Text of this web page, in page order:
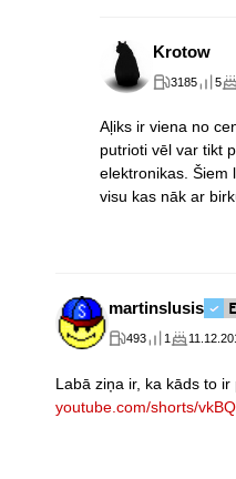
Krotow
3185 5
Aļiks ir viena no
putrioti vēl var tikt
elektronikas. Šiem
visu kas nāk ar
martinslusis
493 1
Labā ziņa ir, ka kāds to
youtube.com/shorts/